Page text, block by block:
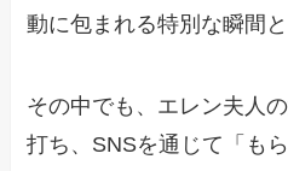
動に包まれる特別な瞬間と
その中でも、エレン夫人
打ち、SNSを通じて「も